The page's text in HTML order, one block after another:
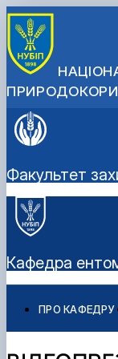
Факультет
Кафедра
ПРО КАФЕДРУ
Історія
ОС
Науково-